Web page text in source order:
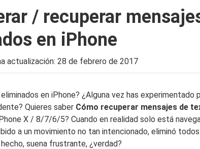
/ recuperar
en iPhone
actualización: 28 de febrero de 2017
en iPhone? ¿Alguna vez has experimentado
Quieres saber Cómo recuperar mensajes de
X / 8/7/6/5? Cuando en realidad solo está
a un movimiento no tan intencionado, eliminó
suena frustrante, ¿verdad?